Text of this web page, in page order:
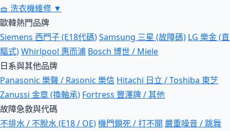
🧺 洗衣機維修 ▼
歐韓熱門品牌
Siemens 西門子 (E18代碼)Samsung 三星 (故障碼) LG 樂金 (直
驅式)Whirlpool 惠而浦 Bosch 博世 / Miele
日系與其他品牌
Panasonic 樂聲 / Rasonic 樂信 Hitachi 日立 / Toshiba 東芝
Zanussi 金章 (換軸承) Fortress 豐澤牌 / 其他
故障急救與代碼
不排水 / 不脫水 (E18 / OE)機門鎖死 / 打不開 嚴重噪音 / 跳舞